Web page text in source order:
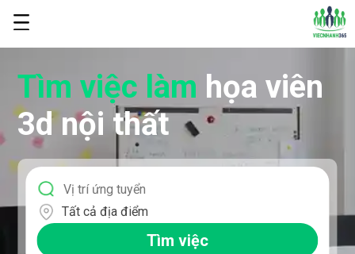
Tìm việc làm họa viên
3d nội thất
Tất cả địa điểm
Tìm việc